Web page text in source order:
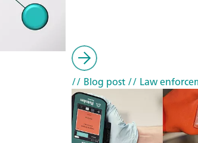
// Blog post// Law